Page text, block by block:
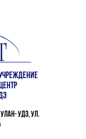
Улан- Удэ, ул.